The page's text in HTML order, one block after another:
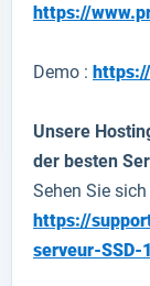
https://
Demo :
Unsere
der besten
Sehen Sie
https://
serveur-SSD-